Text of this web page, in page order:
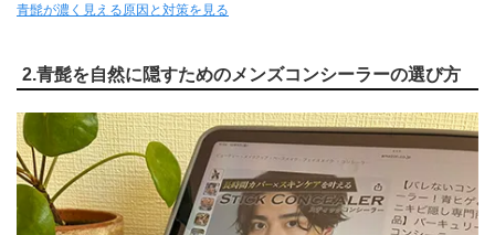
青髭が濃く見える原因と対策を見る
2.青髭を自然に隠すためのメンズコンシーラーの選び方